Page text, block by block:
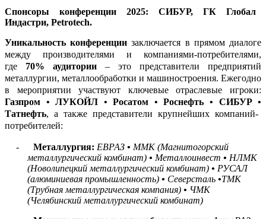
Спонсоры конференции 2025: СИБУР, ГК Глобал
Индастри, Petrotech.
Уникальность конференции заключается в прямом диалоге
между производителями и компаниями-потребителями,
где 70% аудитории – это представители предприятий
металлургии, металлообработки и машиностроения. Ежегодно
в мероприятии участвуют ключевые отраслевые игроки:
Газпром • ЛУКОЙЛ • Росатом • Роснефть • СИБУР•
Татнефть, а также представители крупнейших компаний-
потребителей:
- Металлургия: ЕВРАЗ• ММК (Магнитогорский
металлургический комбинат)• Металлоинвест • НЛМК
(Новолипецкий металлургический комбинат)• РУСАЛ
(алюминиевая промышленность)• Северсталь•ТМК
(Трубная металлургическая компания) • ЧМК
(Челябинский металлургический комбинат)